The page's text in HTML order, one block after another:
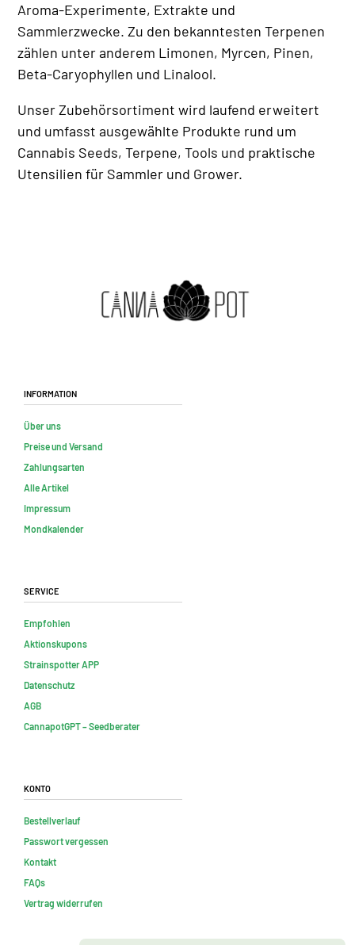
Aroma-Experimente, Extrakte und
Sammlerzwecke. Zu den bekanntesten Terpenen
zählen unter anderem Limonen, Myrcen, Pinen,
Beta-Caryophyllen und Linalool.
Unser Zubehörsortiment wird laufend erweitert
und umfasst ausgewählte Produkte rund um
Cannabis Seeds, Terpene, Tools und praktische
Utensilien für Sammler und Grower.
Information
Über uns
Preise und Versand
Zahlungsarten
Alle Artikel
Impressum
Mondkalender
Service
Empfohlen
Aktionskupons
Strainspotter APP
Datenschutz
AGB
CannapotGPT – Seedberater
Konto
Bestellverlauf
Passwort vergessen
Kontakt
FAQs
Vertrag widerrufen